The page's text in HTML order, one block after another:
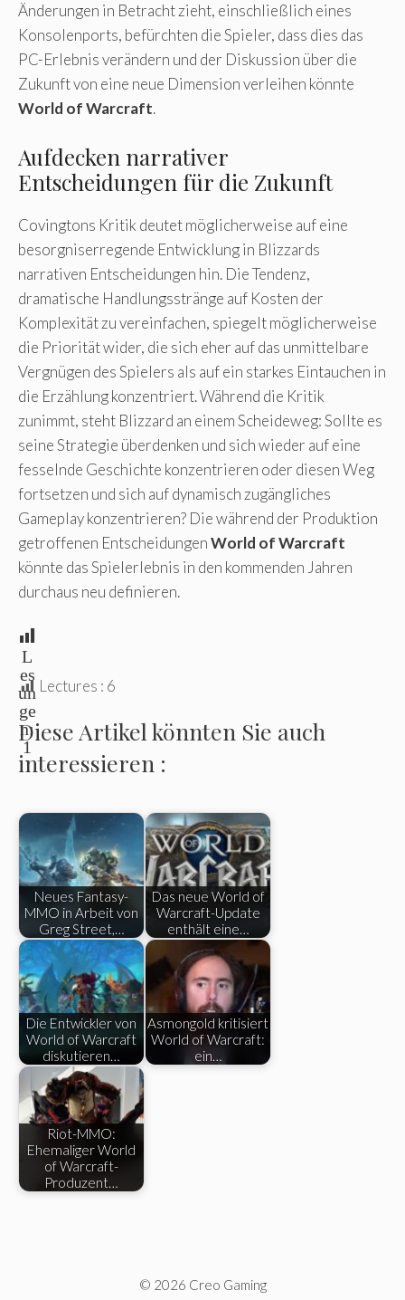
Änderungen in Betracht zieht, einschließlich eines
Konsolenports, befürchten die Spieler, dass dies das
PC-Erlebnis verändern und der Diskussion über die
Zukunft von eine neue Dimension verleihen könnte
World of Warcraft.
Aufdecken narrativer
Entscheidungen für die Zukunft
Covingtons Kritik deutet möglicherweise auf eine
besorgniserregende Entwicklung in Blizzards
narrativen Entscheidungen hin. Die Tendenz,
dramatische Handlungsstränge auf Kosten der
Komplexität zu vereinfachen, spiegelt möglicherweise
die Priorität wider, die sich eher auf das unmittelbare
Vergnügen des Spielers als auf ein starkes Eintauchen in
die Erzählung konzentriert. Während die Kritik
zunimmt, steht Blizzard an einem Scheideweg: Sollte es
seine Strategie überdenken und sich wieder auf eine
fesselnde Geschichte konzentrieren oder diesen Weg
fortsetzen und sich auf dynamisch zugängliches
Gameplay konzentrieren? Die während der Produktion
getroffenen EntscheidungenWorld of Warcraft
könnte das Spielerlebnis in den kommenden Jahren
durchaus neu definieren.
L
es
un
ge
n:
1
Lectures : 6
Diese Artikel könnten Sie auch
interessieren :
Neues Fantasy-
MMO in Arbeit von
Greg Street,…
Das neue World of
Warcraft-Update
enthält eine…
Die Entwickler von
World of Warcraft
diskutieren…
Asmongold kritisiert
World of Warcraft:
ein…
Riot-MMO:
Ehemaliger World
of Warcraft-
Produzent…
© 2026 Creo Gaming